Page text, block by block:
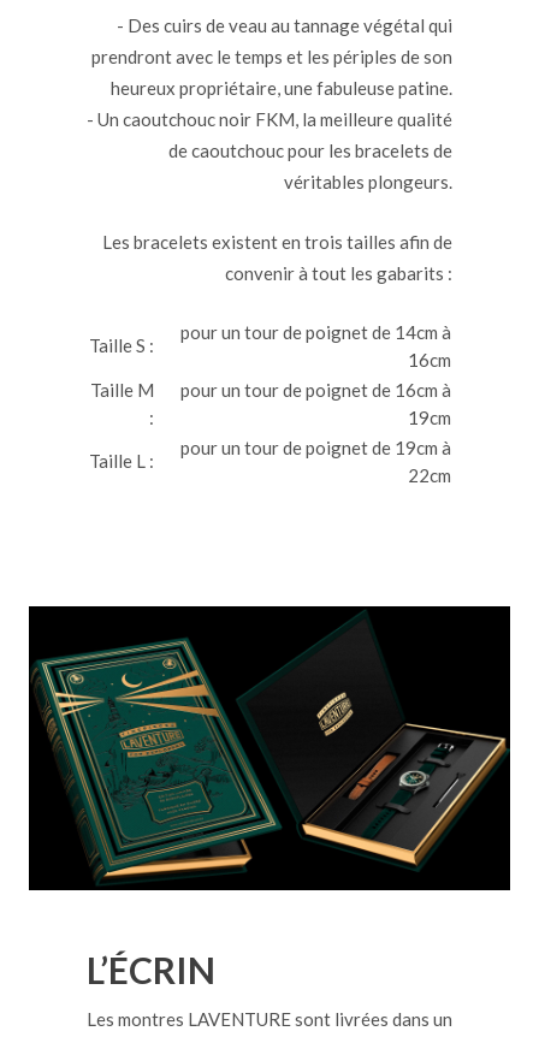
- Des cuirs de veau au tannage végétal qui
prendront avec le temps et les périples de son
heureux propriétaire, une fabuleuse patine.
- Un caoutchouc noir FKM, la meilleure qualité
de caoutchouc pour les bracelets de
véritables plongeurs.
Les bracelets existent en trois tailles afin de
convenir à tout les gabarits :
Taille S :
pour un tour de poignet de 14cm à
16cm
Taille M
:
pour un tour de poignet de 16cm à
19cm
Taille L :
pour un tour de poignet de 19cm à
22cm
L’ÉCRIN
Les montres LAVENTURE sont livrées dans un